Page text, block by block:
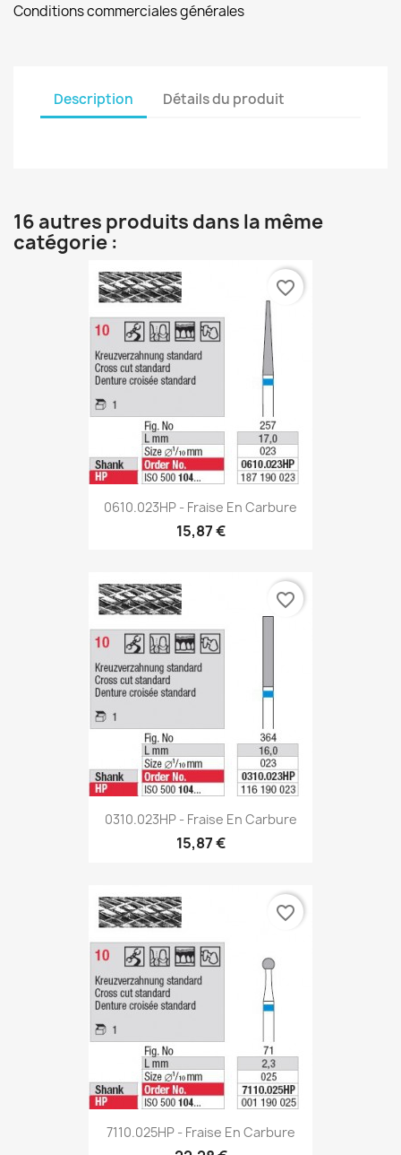
Conditions commerciales générales
Description Détails du produit
16 autres produits dans la même
catégorie :
0610.023HP - Fraise En Carbure
15,87 €
favorite_border
0310.023HP - Fraise En Carbure
15,87 €
favorite_border
7110.025HP - Fraise En Carbure
favorite_border